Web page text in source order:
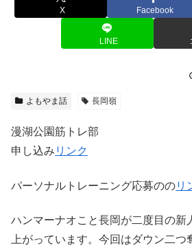
X Facebook
LINE
よもやま話 長岡嶺
漫湖公園筋トレ部
申し込み リンク
パーソナルトレーニング応募ののリ
ハンマーナオこと長岡が二度目の新
上がっています。今回はダウン二つ